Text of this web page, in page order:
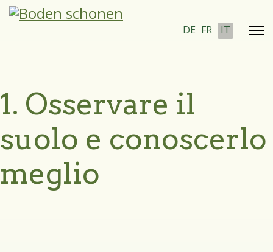
Seleziona la tua
DE FR IT
1. Osservare il
suolo e conoscerlo
meglio